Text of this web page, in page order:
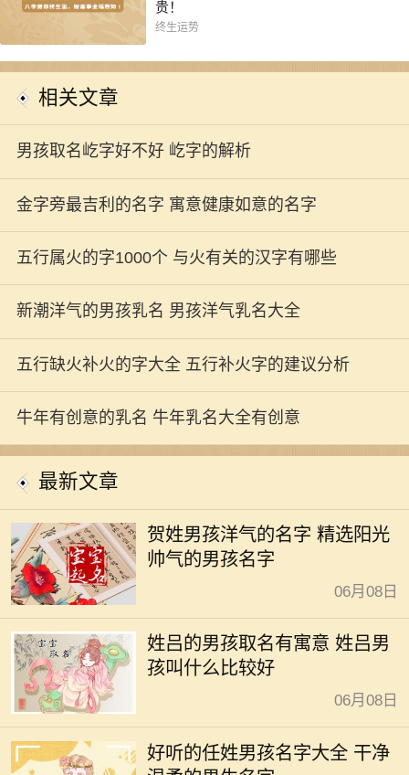
贵！
终生运势
相关文章
男孩取名屹字好不好 屹字的解析
金字旁最吉利的名字 寓意健康如意的名字
五行属火的字1000个 与火有关的汉字有哪些
新潮洋气的男孩乳名 男孩洋气乳名大全
五行缺火补火的字大全 五行补火字的建议分析
牛年有创意的乳名 牛年乳名大全有创意
最新文章
贺姓男孩洋气的名字 精选阳光
帅气的男孩名字
06月08日
姓吕的男孩取名有寓意 姓吕男
孩叫什么比较好
06月08日
好听的任姓男孩名字大全 干净